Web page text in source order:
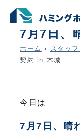
schedule
7月7日、
ホーム › スタッ
契約 in 木城
今日は
7月7日、晴